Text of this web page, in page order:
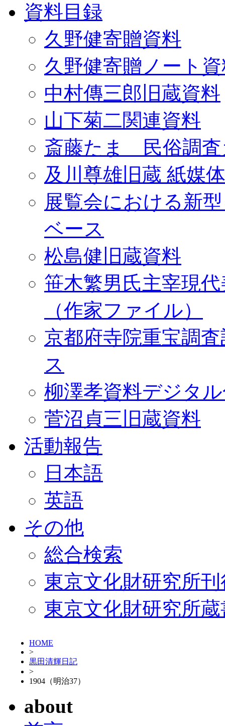
資料目録
久野健寄贈資料
久野健寄贈ノート
中村傳三郎旧蔵資料
山下菊二関連資料
斎藤たま 民俗調査
及川尊雄旧蔵 紙媒
展覧会における新
ベース
松島健旧蔵資料
笹木繁男氏主宰現
（作家ファイル）
京都府寺院重宝調
ス
柳澤孝資料デジタ
菅沼貞三旧蔵資料
活動報告
日本語
英語
その他
総合検索
東京文化財研究所
東京文化財研究所
HOME
>
黒田清輝日記
>
1904（明治37）
about